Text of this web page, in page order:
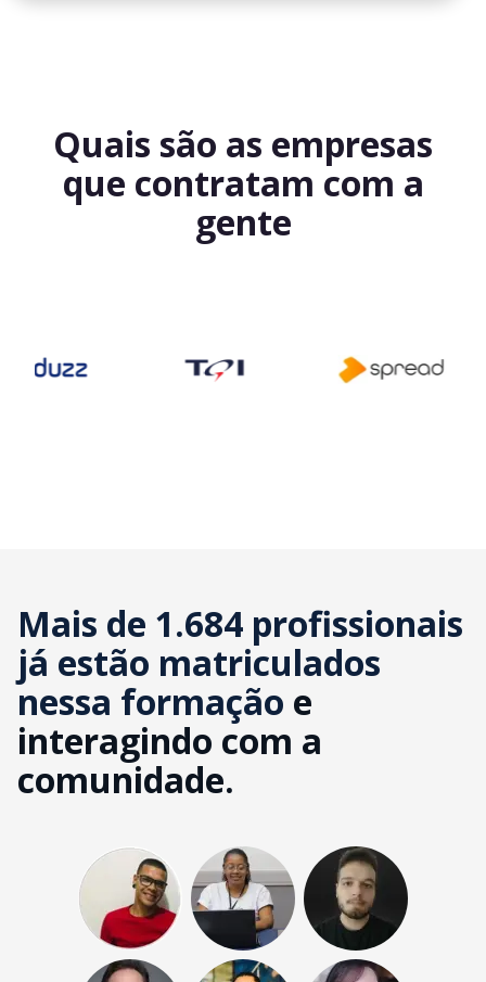
Quais são as empresas
que contratam com a
gente
Mais de 1.684 profissionais
já estão matriculados
nessa formação e
interagindo com a
comunidade.